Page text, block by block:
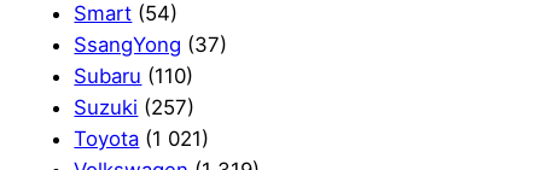
Smart (54)
SsangYong (37)
Subaru (110)
Suzuki (257)
Toyota (1 021)